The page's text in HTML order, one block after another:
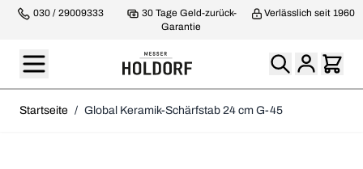
030 / 29009333
30 Tage Geld-zurück-
Garantie
Verlässlich seit 1960
Startseite / Global Keramik-Schärfstab 24 cm G-45